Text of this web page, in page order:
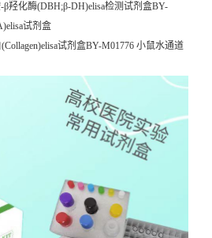
β羟化酶(DBH;β-DH)elisa检测试剂盒BY-
试剂盒
试剂盒BY-M01776 小鼠水通道